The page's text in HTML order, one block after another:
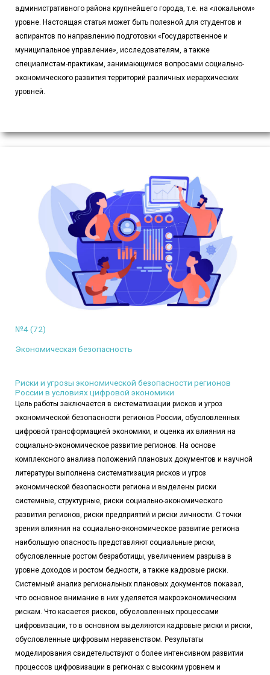
административного района крупнейшего города, т.е. на «локальном»
уровне. Настоящая статья может быть полезной для студентов и
аспирантов по направлению подготовки «Государственное и
муниципальное управление», исследователям, а также
специалистам-практикам, занимающимся вопросами социально-
экономического развития территорий различных иерархических
уровней.
№4 (72)
Экономическая безопасность
Риски и угрозы экономической безопасности регионов
России в условиях цифровой экономики
Цель работы заключается в систематизации рисков и угроз
экономической безопасности регионов России, обусловленных
цифровой трансформацией экономики, и оценка их влияния на
социально-экономическое развитие регионов. На основе
комплексного анализа положений плановых документов и научной
литературы выполнена систематизация рисков и угроз
экономической безопасности региона и выделены риски
системные, структурные, риски социально-экономического
развития регионов, риски предприятий и риски личности. С точки
зрения влияния на социально-экономическое развитие региона
наибольшую опасность представляют социальные риски,
обусловленные ростом безработицы, увеличением разрыва в
уровне доходов и ростом бедности, а также кадровые риски.
Системный анализ региональных плановых документов показал,
что основное внимание в них уделяется макроэкономическим
рискам. Что касается рисков, обусловленных процессами
цифровизации, то в основном выделяются кадровые риски и риски,
обусловленные цифровым неравенством. Результаты
моделирования свидетельствуют о более интенсивном развитии
процессов цифровизации в регионах с высоким уровнем и